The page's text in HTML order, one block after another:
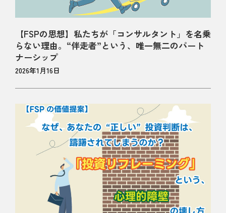
【FSPの思想】私たちが「コンサルタント」を名乗
らない理由。“伴走者”という、唯一無二のパート
ナーシップ
2026年1月16日